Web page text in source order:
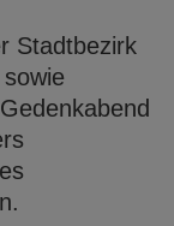
Stadtbezirk